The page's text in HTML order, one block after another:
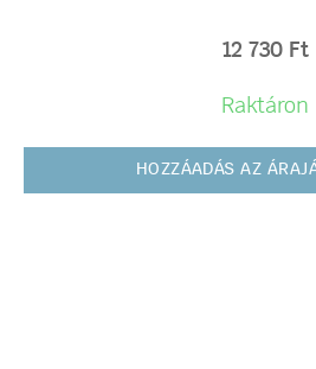
12 730 Ft
Raktáron
HOZZÁADÁS AZ